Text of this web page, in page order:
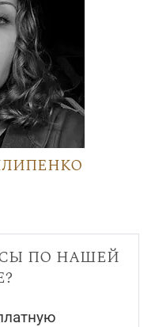
по нашей